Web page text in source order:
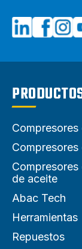
Compresores
de aceite
Abac Tech
Herramientas
Repuestos